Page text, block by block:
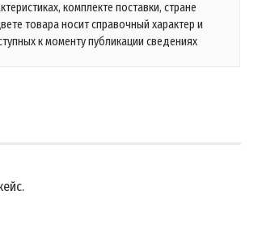
комплекте поставки, стране
товара носит справочный характер и
к моменту публикации сведениях